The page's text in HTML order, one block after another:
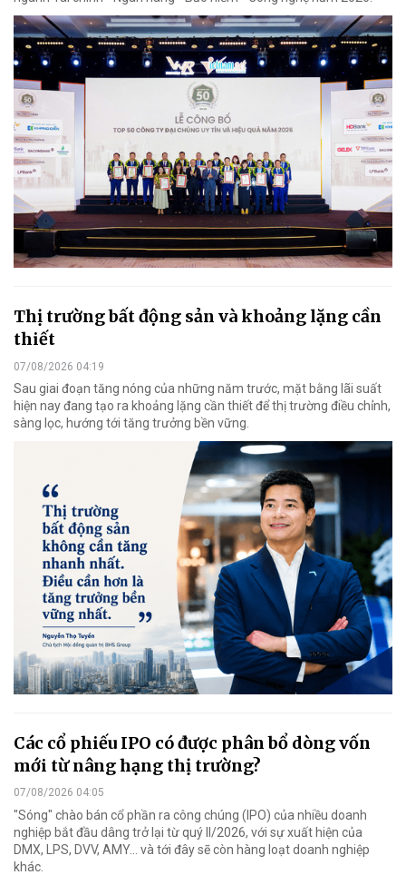
Thị trường bất động sản và khoảng lặng cần
thiết
07/08/2026 04:19
Sau giai đoạn tăng nóng của những năm trước, mặt bằng lãi suất
hiện nay đang tạo ra khoảng lặng cần thiết để thị trường điều chỉnh,
sàng lọc, hướng tới tăng trưởng bền vững.
Các cổ phiếu IPO có được phân bổ dòng vốn
mới từ nâng hạng thị trường?
07/08/2026 04:05
"Sóng" chào bán cổ phần ra công chúng (IPO) của nhiều doanh
nghiệp bắt đầu dâng trở lại từ quý II/2026, với sự xuất hiện của
DMX, LPS, DVV, AMY... và tới đây sẽ còn hàng loạt doanh nghiệp
khác.